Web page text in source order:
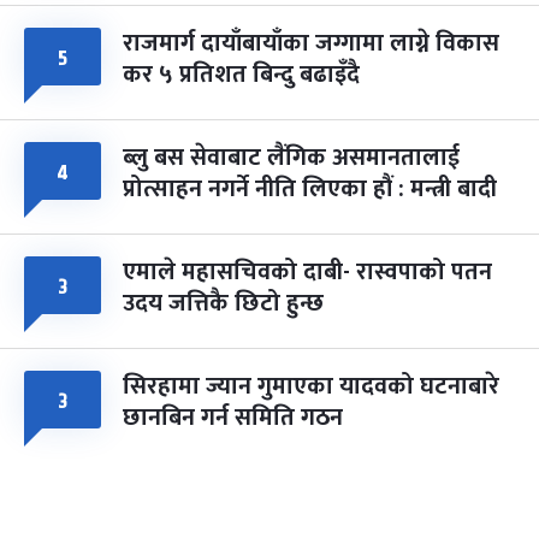
५ राजमार्ग दायाँबायाँका जग्गामा लाग्ने विकास
कर ५ प्रतिशत बिन्दु बढाइँदै
४ ब्लु बस सेवाबाट लैंगिक असमानतालाई
प्रोत्साहन नगर्ने नीति लिएका हौं : मन्त्री बादी
३ एमाले महासचिवको दाबी- रास्वपाको पतन
उदय जत्तिकै छिटो हुन्छ
३ सिरहामा ज्यान गुमाएका यादवको घटनाबारे
छानबिन गर्न समिति गठन